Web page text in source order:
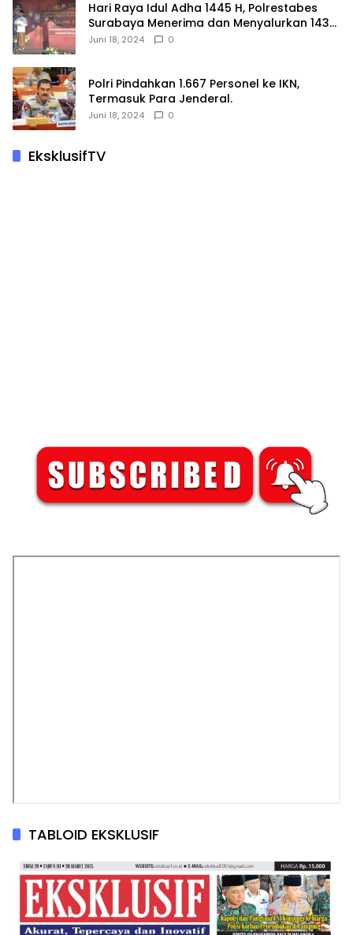
Hari Raya Idul Adha 1445 H, Polrestabes
Surabaya Menerima dan Menyalurkan 143
Hewan Kurban
Juni 18, 2024 0
Polri Pindahkan 1.667 Personel ke IKN,
Termasuk Para Jenderal.
Juni 18, 2024 0
EksklusifTV
TABLOID EKSKLUSIF